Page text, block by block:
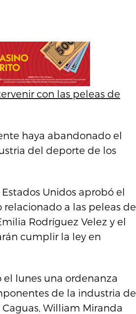
con las peleas de
haya abandonado el
del deporte de los
Unidos aprobó el
a las peleas de
Rodríguez Velez y el
cumplir la ley en
el lunes una ordenanza
de la industria de
William Miranda